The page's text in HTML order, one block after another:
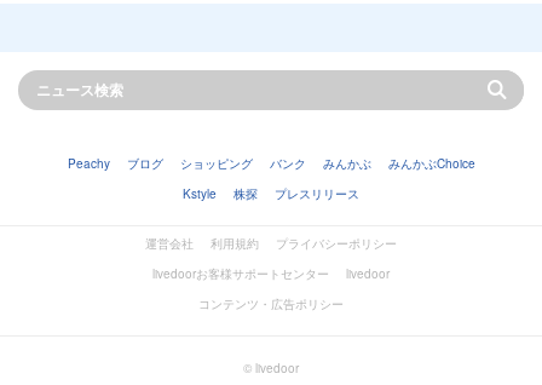
Peachy ブログ ショッピング バンク みんかぶ
みんかぶChoice
Kstyle
株探 プレスリリース
運営会社 利用規約
プライバシーポリシー
livedoorお客様サポートセンター
livedoor
コンテンツ・広告ポリシー
© livedoor